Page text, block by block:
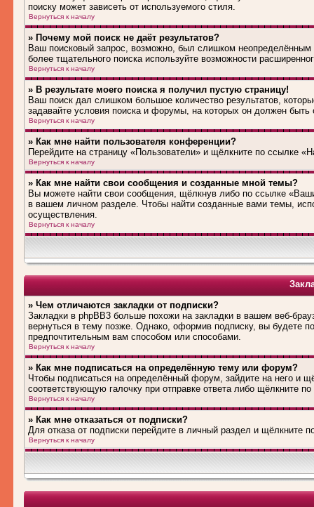
поиску может зависеть от используемого стиля.
Вернуться к началу
» Почему мой поиск не даёт результатов?
Ваш поисковый запрос, возможно, был слишком
более тщательного поиска используйте возможности
Вернуться к началу
» В результате моего поиска я получил пустую страницу!
Ваш поиск дал слишком большое количество результатов,
задавайте условия поиска и форумы, на которых он должен быть
Вернуться к началу
» Как мне найти пользователя конференции?
Перейдите на страницу «Пользователи» и щёлкните по ссылке
Вернуться к началу
» Как мне найти свои сообщения и созданные мной темы?
Вы можете найти свои сообщения, щёлкнув либо по ссылке
в вашем личном разделе. Чтобы найти созданные вами темы,
осуществления.
Вернуться к началу
» Чем отличаются закладки от подписки?
Закладки в phpBB3 больше похожи на закладки в вашем веб-
вернуться в тему позже. Однако, оформив подписку, вы будете
предпочтительным вам способом или способами.
Вернуться к началу
» Как мне подписаться на определённую тему или форум?
Чтобы подписаться на определённый форум, зайдите на него и
соответствующую галочку при отправке ответа либо щёлкните
Вернуться к началу
» Как мне отказаться от подписки?
Для отказа от подписки перейдите в личный раздел и щёлкните
Вернуться к началу